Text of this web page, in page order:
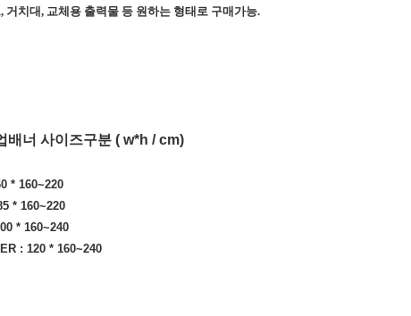
거치대, 교체용 출력물 등 원하는 형태로 구매가능.
배너 사이즈구분 ( w*h / cm)
* 160~220
* 160~220
* 160~240
: 120 * 160~240